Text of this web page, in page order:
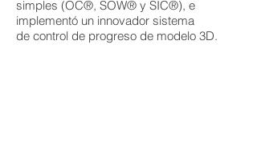
simples (OC®, SOW® y SIC®), e
implementó un innovador sistema
de control de progreso de modelo 3D.